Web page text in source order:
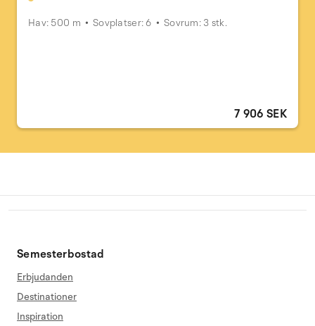
Hav: 500 m Sovplatser: 6 Sovrum: 3 stk.
7 906 SEK
Semesterbostad
Erbjudanden
Destinationer
Inspiration